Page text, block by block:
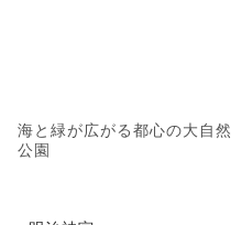
海と緑が広がる都心の大自然
公園